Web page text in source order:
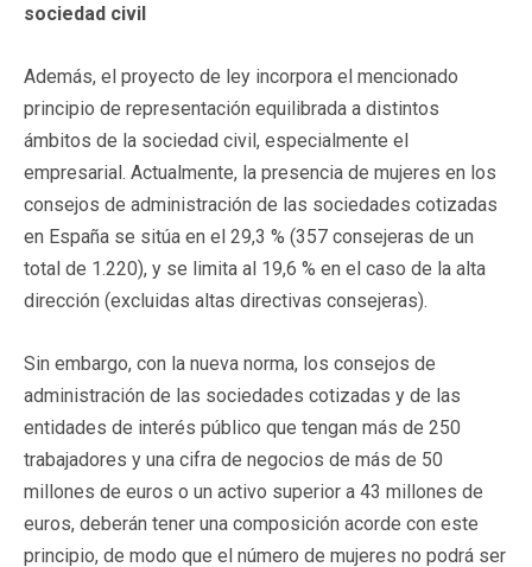
sociedad civil
Además, el proyecto de ley incorpora el mencionado
principio de representación equilibrada a distintos
ámbitos de la sociedad civil, especialmente el
empresarial. Actualmente, la presencia de mujeres en los
consejos de administración de las sociedades cotizadas
en España se sitúa en el 29,3 % (357 consejeras de un
total de 1.220), y se limita al 19,6 % en el caso de la alta
dirección (excluidas altas directivas consejeras).
Sin embargo, con la nueva norma, los consejos de
administración de las sociedades cotizadas y de las
entidades de interés público que tengan más de 250
trabajadores y una cifra de negocios de más de 50
millones de euros o un activo superior a 43 millones de
euros, deberán tener una composición acorde con este
principio, de modo que el número de mujeres no podrá ser